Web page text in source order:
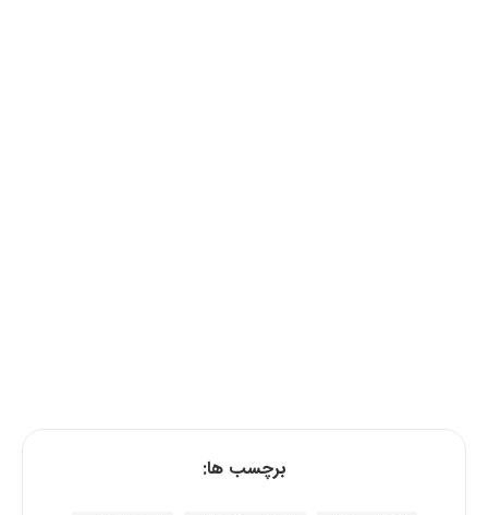
برچسب ها: